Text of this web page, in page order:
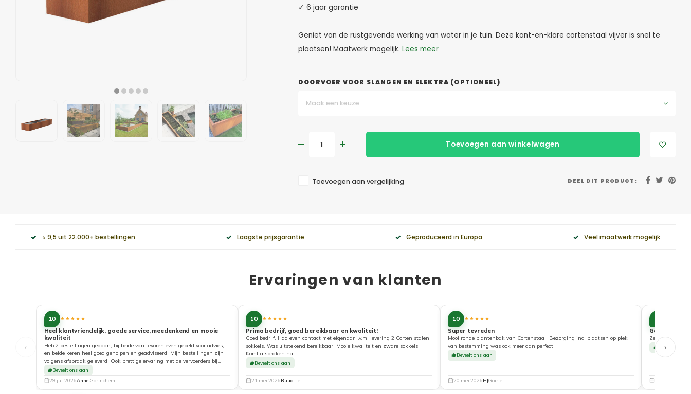
✓ 6 jaar garantie
Geniet van de rustgevende werking van water in je tuin. Deze kant-en-klare cortenstaal vijver is snel te
plaatsen! Maatwerk mogelijk. Lees meer
DOORVOER VOOR SLANGEN EN ELEKTRA (OPTIONEEL)
Maak een keuze
Toevoegen aan winkelwagen
Toevoegen aan vergelijking DEEL DIT PRODUCT:
⭐ 9,5 uit 22.000+ bestellingen Laagste prijsgarantie Geproduceerd in Europa Veel maatwerk mogelijk
Ervaringen van klanten
‹
10 ★★★★★
Heel klantvriendelijk, goede service, meedenkend en mooie
kwaliteit
Heb 2 bestellingen gedaan, bij beide van tevoren even gebeld voor advies,
en beide keren heel goed geholpen en geadviseerd. Mijn bestellingen zijn
volgens afspraak geleverd. Ook prettige ervaring met de vervoerders bij
aflevering. Top!
Beveelt ons aan
29 jul. 2026AnnetGorinchem
10 ★★★★★
Prima bedrijf, goed bereikbaar en kwaliteit!
Goed bedrijf. Had even contact met eigenaar i.v.m. levering 2 Corten stalen
sokkels. Was uitstekend bereikbaar. Mooie kwaliteit en zware sokkels!
Komt afspraken na.
Beveelt ons aan
21 mei 2026RuudTiel
10 ★★★★★
Super tevreden
Mooi ronde plantenbak van Cortenstaal. Bezorging incl plaatsen op plek
van bestemming was ook meer dan perfect.
Beveelt ons aan
20 mei 2026HJGoirle
Goede
Zeer tevreden
Beveelt ons
›